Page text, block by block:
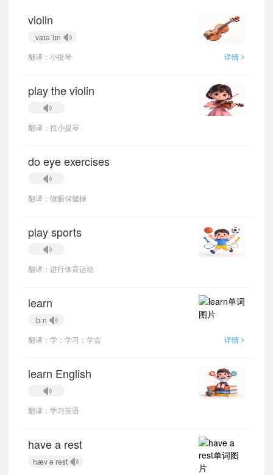
violin
ˌvaɪəˈlɪn
翻译：小提琴
详情 >
play the violin
翻译：拉小提琴
do eye exercises
翻译：做眼保健操
play sports
翻译：进行体育运动
learn
lɜːn
翻译：学；学习；学会
详情 >
learn English
翻译：学习英语
have a rest
hæv ə rest